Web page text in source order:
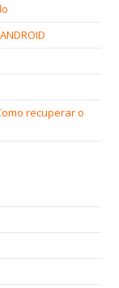
recuperar o